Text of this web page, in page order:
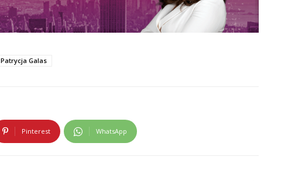
Patrycja Galas
Pinterest WhatsApp